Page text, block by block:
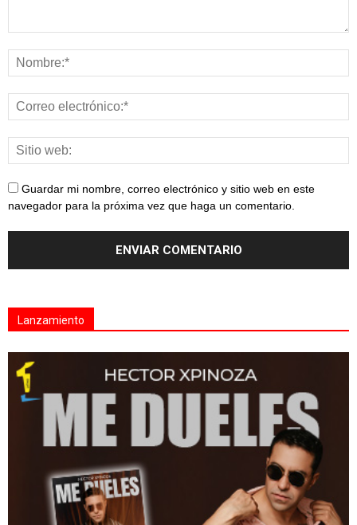
Guardar mi nombre, correo electrónico y sitio web en este
navegador para la próxima vez que haga un comentario.
Lanzamiento